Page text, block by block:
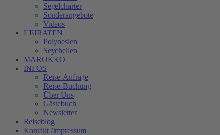
Segelcharter
Sonderangebote
Videos
HEIRATEN
Polynesien
Seychellen
MAROKKO
INFOS
Reise-Anfrage
Reise-Buchung
Über Uns
Gästebuch
Newsletter
Reiseblog
Kontakt /Impressum